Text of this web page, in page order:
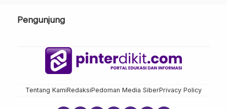
Pengunjung
Tentang KamiRedaksiPedoman Media SiberPrivacy Policy